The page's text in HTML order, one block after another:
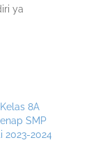
ya
8A
SMP
2023-2024